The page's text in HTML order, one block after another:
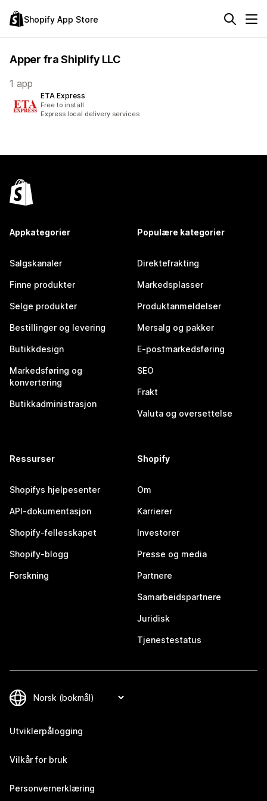
Shopify App Store
Apper fra Shiplify LLC
1 app
ETA Express
Free to install
Express local delivery services
Appkategorier
Salgskanaler
Finne produkter
Selge produkter
Bestillinger og levering
Butikkdesign
Markedsføring og
konvertering
Butikkadministrasjon
Populære kategorier
Direktefrakting
Markedsplasser
Produktanmeldelser
Mersalg og pakker
E-postmarkedsføring
SEO
Frakt
Valuta og oversettelse
Ressurser
Shopifys hjelpesenter
API-dokumentasjon
Shopify-fellesskapet
Shopify-blogg
Forskning
Shopify
Om
Karrierer
Investorer
Presse og media
Partnere
Samarbeidspartnere
Juridisk
Tjenestestatus
Utviklerpålogging
Vilkår for bruk
Personvernerklæring